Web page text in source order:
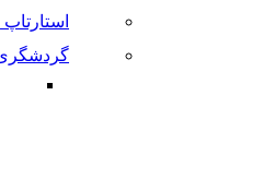
استارتاپ